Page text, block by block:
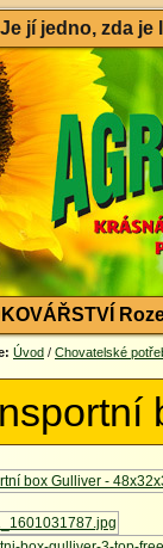
jí jedno, zda
Úvod / Chovatelské